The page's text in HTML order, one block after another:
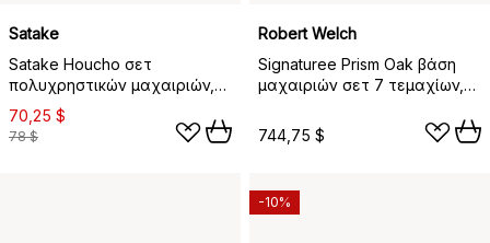
Satake
Satake Houcho σετ
πολυχρηστικών μαχαιριών,
σημύδα-μαύρο
70,25 $
78 $
Robert Welch
Signaturee Prism Oak βάση
μαχαιριών σετ 7 τεμαχίων,
744,75 $
-10%